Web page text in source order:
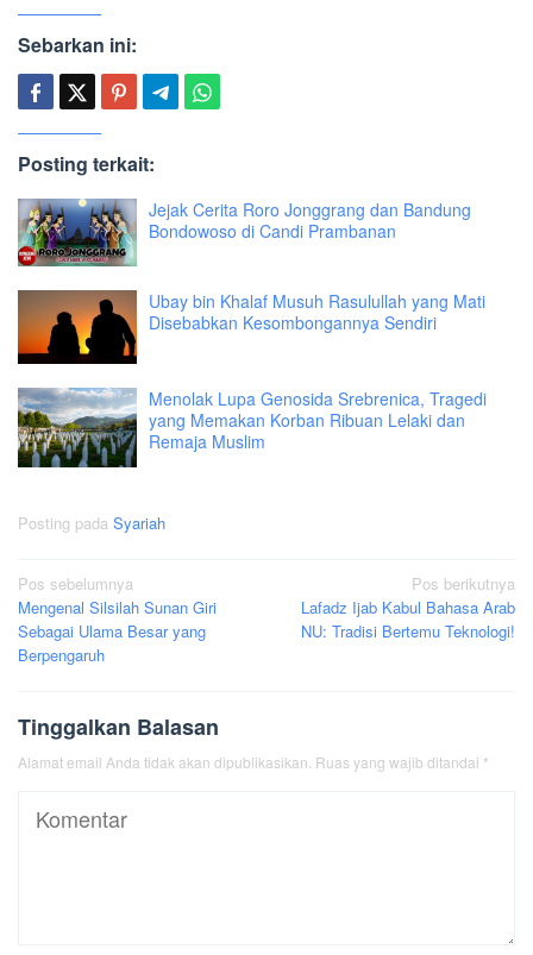
Sebarkan ini:
Posting terkait:
Jejak Cerita Roro Jonggrang dan Bandung
Bondowoso di Candi Prambanan
Ubay bin Khalaf Musuh Rasulullah yang Mati
Disebabkan Kesombongannya Sendiri
Menolak Lupa Genosida Srebrenica, Tragedi
yang Memakan Korban Ribuan Lelaki dan
Remaja Muslim
Posting pada Syariah
Navigasi
pos
Pos sebelumnya
Mengenal Silsilah Sunan Giri
Sebagai Ulama Besar yang
Berpengaruh
Pos berikutnya
Lafadz Ijab Kabul Bahasa Arab
NU: Tradisi Bertemu Teknologi!
Tinggalkan Balasan
Alamat email Anda tidak akan dipublikasikan. Ruas yang wajib ditandai *